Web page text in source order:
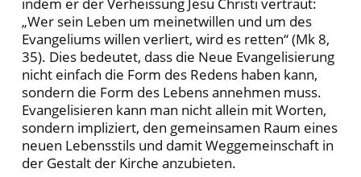
„Wer sein Leben um meinetwillen und um des
Evangeliums willen verliert, wird es retten“ (Mk 8,
35). Dies bedeutet, dass die Neue Evangelisierung
nicht einfach die Form des Redens haben kann,
sondern die Form des Lebens annehmen muss.
Evangelisieren kann man nicht allein mit Worten,
sondern impliziert, den gemeinsamen Raum eines
neuen Lebensstils und damit Weggemeinschaft in
der Gestalt der Kirche anzubieten.